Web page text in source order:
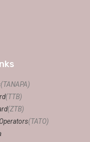
(TANAPA)
(TTB)
(ZTB)
(TATO)